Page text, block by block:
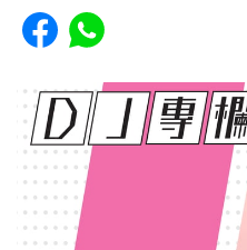
Share to Facebook
Share to WhatsApp